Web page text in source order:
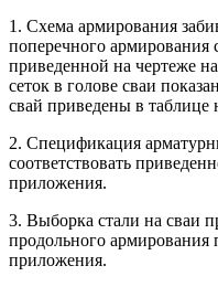
1. Схема армирования
поперечного армирования
приведенной на чертеже
сеток в голове сваи
свай приведены в таблице
2. Спецификация
соответствовать
приложения.
3. Выборка стали на сваи
продольного армирования
приложения.